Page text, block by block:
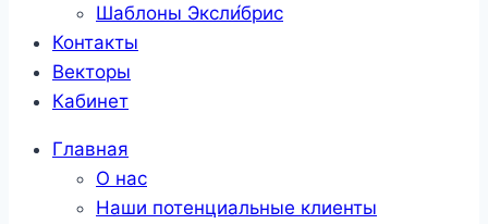
Шаблоны Эксли́брис
Контакты
Векторы
Кабинет
Главная
О нас
Наши потенциальные клиенты